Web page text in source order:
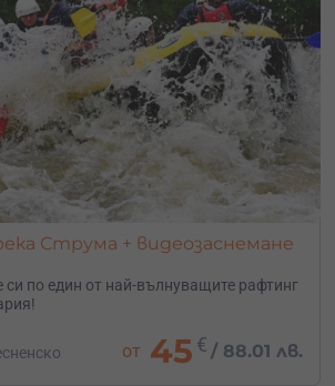
Струма + видеозаснемане
си по един от най-вълнуващите рафтинг
от 45 € /88.01 лв.